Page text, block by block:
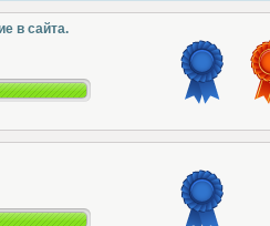
в сайта.